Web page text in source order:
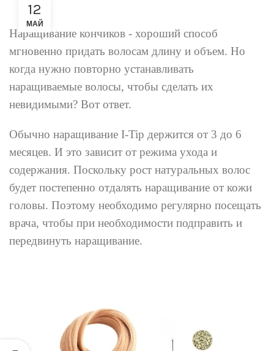
12
МАЙ
Наращивание кончиков - хороший способ
мгновенно придать волосам длину и объем. Но
когда нужно повторно устанавливать
наращиваемые волосы, чтобы сделать их
невидимыми? Вот ответ.
Обычно наращивание I-Tip держится от 3 до 6
месяцев. И это зависит от режима ухода и
содержания. Поскольку рост натуральных волос
будет постепенно отдалять наращивание от кожи
головы. Поэтому необходимо регулярно посещать
врача, чтобы при необходимости подправить и
передвинуть наращивание.